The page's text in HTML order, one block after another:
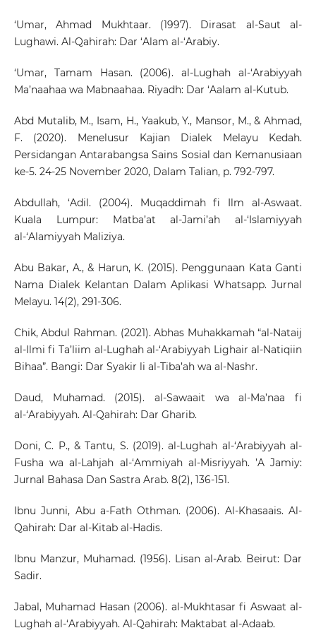
‘Umar, Ahmad Mukhtaar. (1997). Dirasat al-Saut al-
Lughawi. Al-Qahirah: Dar ‘Alam al-‘Arabiy.
‘Umar, Tamam Hasan. (2006). al-Lughah al-‘Arabiyyah
Ma’naahaa wa Mabnaahaa. Riyadh: Dar ‘Aalam al-Kutub.
Abd Mutalib, M., Isam, H., Yaakub, Y., Mansor, M., & Ahmad,
F. (2020). Menelusur Kajian Dialek Melayu Kedah.
Persidangan Antarabangsa Sains Sosial dan Kemanusiaan
ke-5. 24-25 November 2020, Dalam Talian, p. 792-797.
Abdullah, ‘Adil. (2004). Muqaddimah fi Ilm al-Aswaat.
Kuala Lumpur: Matba’at al-Jami’ah al-‘Islamiyyah
al-‘Alamiyyah Maliziya.
Abu Bakar, A., & Harun, K. (2015). Penggunaan Kata Ganti
Nama Dialek Kelantan Dalam Aplikasi Whatsapp. Jurnal
Melayu. 14(2), 291-306.
Chik, Abdul Rahman. (2021). Abhas Muhakkamah “al-Nataij
al-Ilmi fi Ta’liim al-Lughah al-‘Arabiyyah Lighair al-Natiqiin
Bihaa”. Bangi: Dar Syakir li al-Tiba’ah wa al-Nashr.
Daud, Muhamad. (2015). al-Sawaait wa al-Ma’naa fi
al-‘Arabiyyah. Al-Qahirah: Dar Gharib.
Doni, C. P., & Tantu, S. (2019). al-Lughah al-‘Arabiyyah al-
Fusha wa al-Lahjah al-‘Ammiyah al-Misriyyah. ’A Jamiy:
Jurnal Bahasa Dan Sastra Arab. 8(2), 136-151.
Ibnu Junni, Abu a-Fath Othman. (2006). Al-Khasaais. Al-
Qahirah: Dar al-Kitab al-Hadis.
Ibnu Manzur, Muhamad. (1956). Lisan al-Arab. Beirut: Dar
Sadir.
Jabal, Muhamad Hasan (2006). al-Mukhtasar fi Aswaat al-
Lughah al-‘Arabiyyah. Al-Qahirah: Maktabat al-Adaab.